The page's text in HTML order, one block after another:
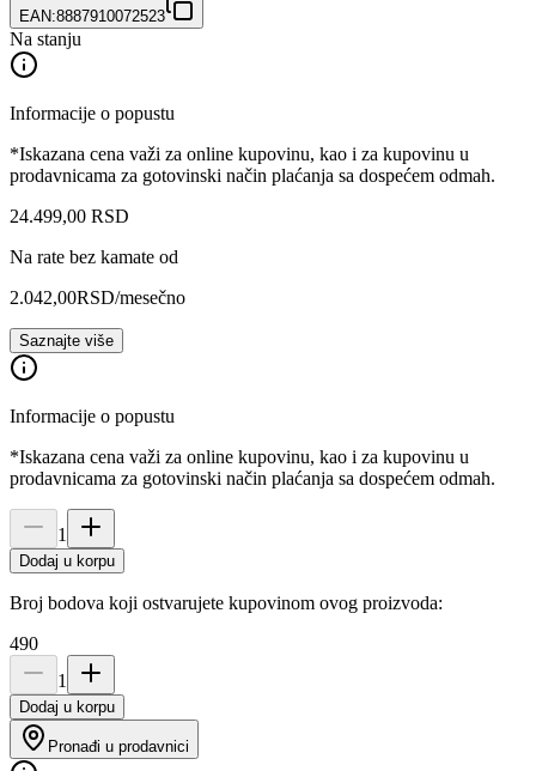
EAN:8887910072523
Na stanju
Informacije o popustu
*Iskazana cena važi za online kupovinu, kao i za kupovinu u
prodavnicama za gotovinski način plaćanja sa dospećem odmah.
24.499,00 RSD
Na rate bez kamate od
2.042,00RSD/mesečno
Saznajte više
Informacije o popustu
*Iskazana cena važi za online kupovinu, kao i za kupovinu u
prodavnicama za gotovinski način plaćanja sa dospećem odmah.
1
Dodaj u korpu
Broj bodova koji ostvarujete kupovinom ovog proizvoda:
490
1
Dodaj u korpu
Pronađi u prodavnici